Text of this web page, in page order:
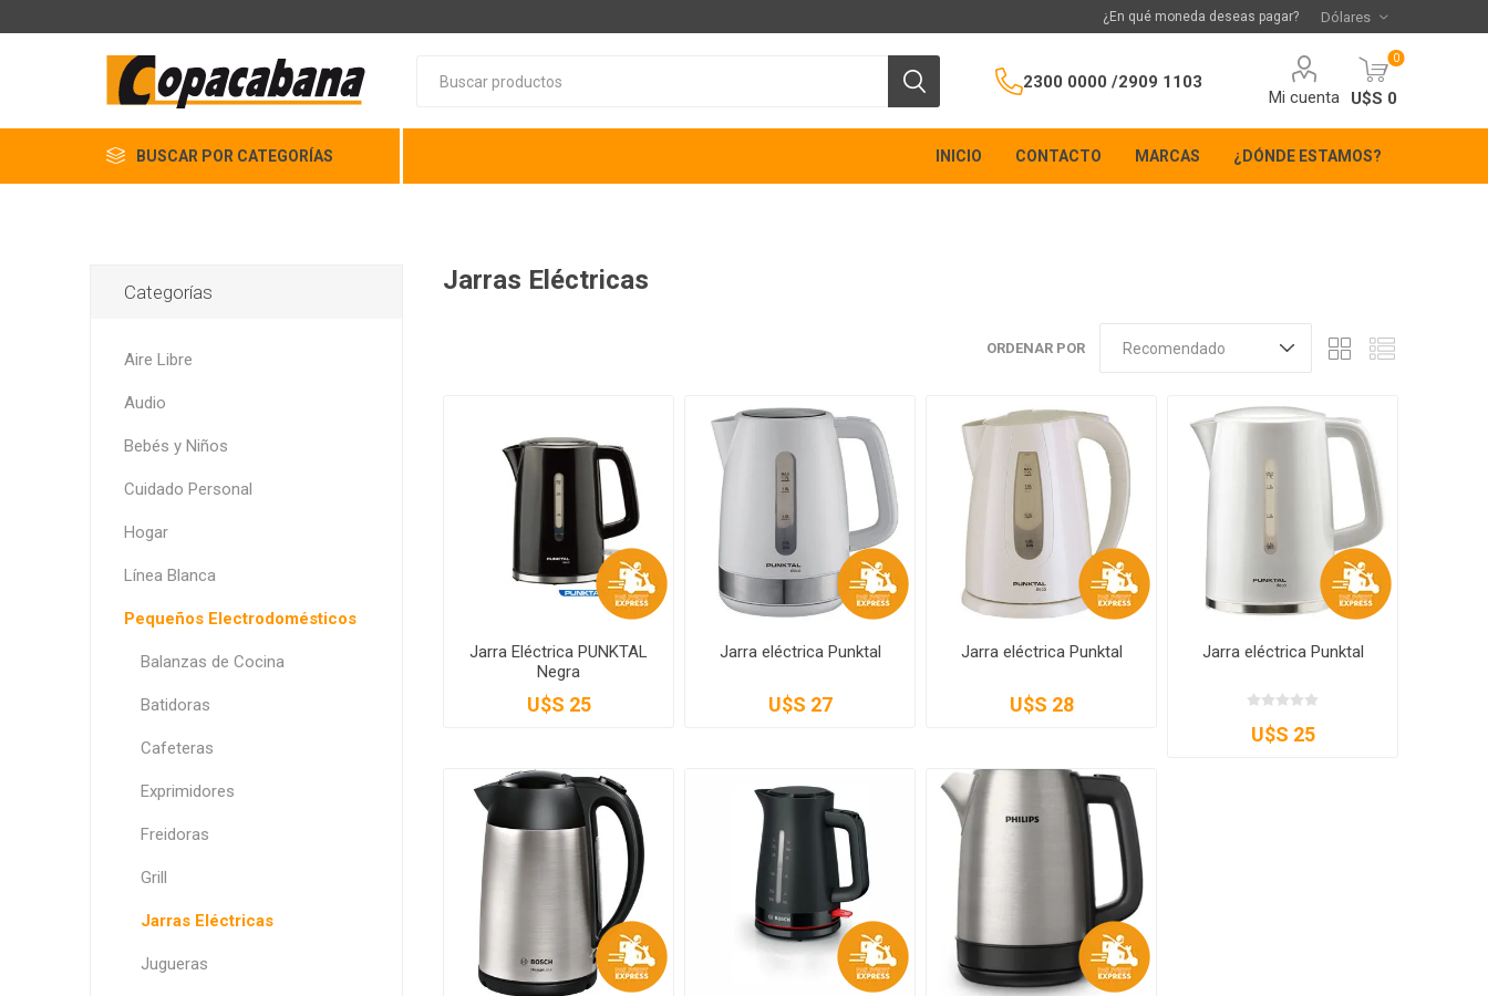
¿En qué moneda deseas pagar?
2300 0000 /2909 1103
Mi cuenta
0
U$S 0
BUSCAR POR CATEGORÍAS INICIO CONTACTO MARCAS ¿DÓNDE ESTAMOS?
Jarras Eléctricas
ORDENAR POR
Jarra Eléctrica PUNKTAL
Negra
U$S 25
Jarra eléctrica Punktal
U$S 27
Jarra eléctrica Punktal
U$S 28
Jarra eléctrica Punktal
U$S 25
Categorías
Aire Libre
Audio
Bebés y Niños
Cuidado Personal
Hogar
Línea Blanca
Pequeños Electrodomésticos
Balanzas de Cocina
Batidoras
Cafeteras
Exprimidores
Freidoras
Grill
Jarras Eléctricas
Jugueras